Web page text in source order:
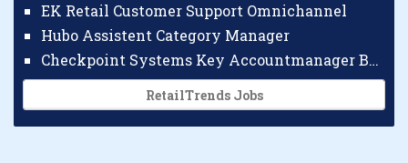
EK Retail Customer Support Omnichannel
Hubo Assistent Category Manager
Checkpoint Systems Key Accountmanager Benelux
RetailTrends Jobs